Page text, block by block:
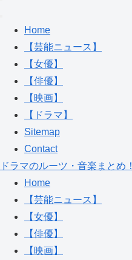
Home
【芸能ニュース】
【女優】
【俳優】
【映画】
【ドラマ】
Sitemap
Contact
ドラマのルーツ・音楽まとめ！
Home
【芸能ニュース】
【女優】
【俳優】
【映画】